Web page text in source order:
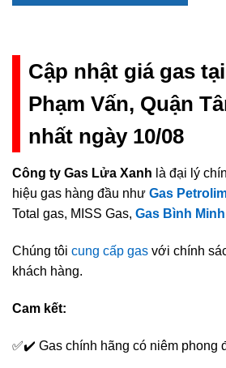
Cập nhật giá gas
Phạm Vấn, Quận
nhất ngày 10/08
Công ty Gas Lửa Xanh là đại lý
hiệu gas hàng đầu như Gas
Total gas, MISS Gas, Gas Bình Minh
Chúng tôi cung cấp gas với chính
khách hàng.
Cam kết:
✅✔️ Gas chính hãng có niêm phong